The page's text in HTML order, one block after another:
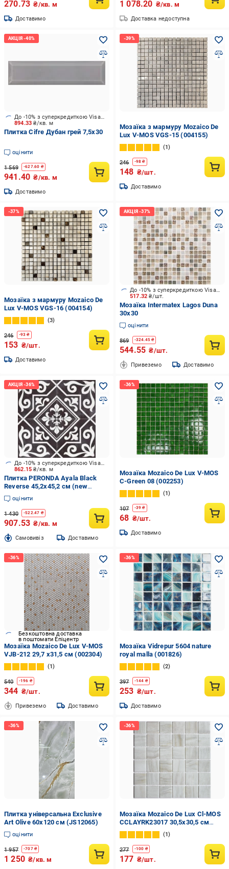
270.73 ₴/кв. м
Доставимо
1 078.20 ₴/кв. м
Доставка недоступна
894.33₴/кв. м
До -10% з суперкредиткою Visa Вигода
Плитка Cifre Дубан грей 7,5x30
оцінити
1 569 -627.60 ₴
941.40 ₴/кв. м
Доставимо
Мозаїка з мармуру Mozaico De
Lux V-MOS VGS-15 (004155)
1
246 -98 ₴
148 ₴/шт.
Доставимо
Мозаїка з мармуру Mozaico De
Lux V-MOS VGS-16 (004154)
3
246 -93 ₴
153 ₴/шт.
Доставимо
517.32₴/шт.
До -10% з суперкредиткою Visa Вигода
Мозаїка Intermatex Lagos Duna
30х30
оцінити
869 -324.45₴
544.55 ₴/шт.
Привеземо Доставимо
862.15₴/кв. м
До -10% з суперкредиткою Visa Вигода
Плитка PERONDA Ayala Black
Reverse 45,2x45,2 см (new
60135230)
оцінити
1 430 -522.47 ₴
907.53 ₴/кв. м
Cамовивіз Доставимо
Мозаїка Mozaico De Lux V-MOS
C-Green 08 (002253)
1
107 -39 ₴
68 ₴/шт.
Доставимо
Безкоштовна доставка
в поштомати Епіцентр
Мозаїка Mozaico De Lux V-MOS
VJB-212 29,7 х31,5 см (002304)
1
540 -196 ₴
344 ₴/шт.
Привеземо Доставимо
Мозаїка Vidrepur 5604 nature
royal malla (001826)
2
397 -144 ₴
253 ₴/шт.
Доставимо
Плитка універсальна Exclusive
Art Olive 60x120 см (JS12065)
оцінити
1 957 -707₴
1 250 ₴/кв. м
Мозаїка Mozaico De Lux Cl-MOS
CCLAYRK23017 30,5х30,5 см
(002283)
1
277 -100 ₴
177 ₴/шт.